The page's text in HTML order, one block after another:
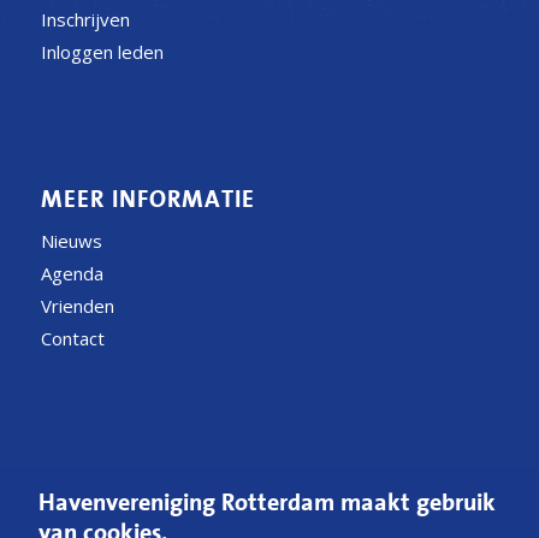
Inschrijven
Inloggen leden
MEER INFORMATIE
Nieuws
Agenda
Vrienden
Contact
Postbus 54200
Havenvereniging Rotterdam maakt gebruik